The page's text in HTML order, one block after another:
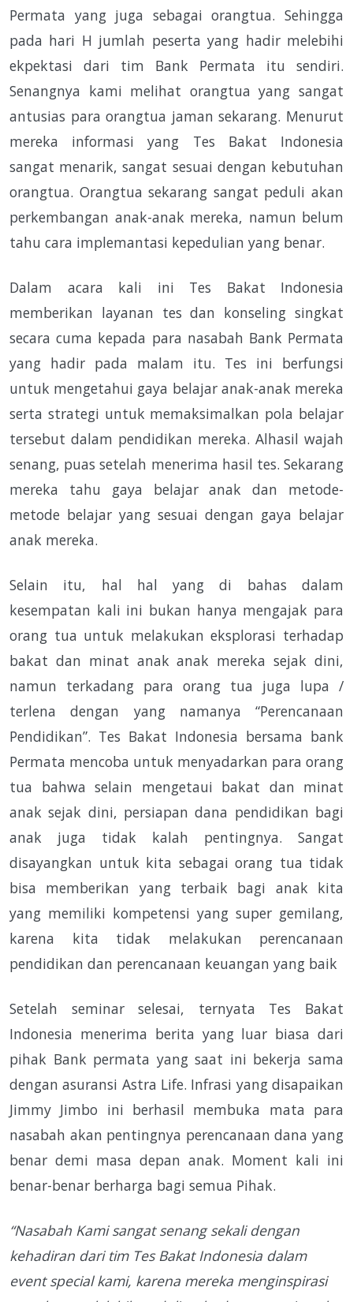
Permata yang juga sebagai orangtua. Sehingga
pada hari H jumlah peserta yang hadir melebihi
ekpektasi dari tim Bank Permata itu sendiri.
Senangnya kami melihat orangtua yang sangat
antusias para orangtua jaman sekarang. Menurut
mereka informasi yang Tes Bakat Indonesia
sangat menarik, sangat sesuai dengan kebutuhan
orangtua. Orangtua sekarang sangat peduli akan
perkembangan anak-anak mereka, namun belum
tahu cara implemantasi kepedulian yang benar.
Dalam acara kali ini Tes Bakat Indonesia
memberikan layanan tes dan konseling singkat
secara cuma kepada para nasabah Bank Permata
yang hadir pada malam itu. Tes ini berfungsi
untuk mengetahui gaya belajar anak-anak mereka
serta strategi untuk memaksimalkan pola belajar
tersebut dalam pendidikan mereka. Alhasil wajah
senang, puas setelah menerima hasil tes. Sekarang
mereka tahu gaya belajar anak dan metode-
metode belajar yang sesuai dengan gaya belajar
anak mereka.
Selain itu, hal hal yang di bahas dalam
kesempatan kali ini bukan hanya mengajak para
orang tua untuk melakukan eksplorasi terhadap
bakat dan minat anak anak mereka sejak dini,
namun terkadang para orang tua juga lupa /
terlena dengan yang namanya “Perencanaan
Pendidikan”. Tes Bakat Indonesia bersama bank
Permata mencoba untuk menyadarkan para orang
tua bahwa selain mengetaui bakat dan minat
anak sejak dini, persiapan dana pendidikan bagi
anak juga tidak kalah pentingnya. Sangat
disayangkan untuk kita sebagai orang tua tidak
bisa memberikan yang terbaik bagi anak kita
yang memiliki kompetensi yang super gemilang,
karena kita tidak melakukan perencanaan
pendidikan dan perencanaan keuangan yang baik
Setelah seminar selesai, ternyata Tes Bakat
Indonesia menerima berita yang luar biasa dari
pihak Bank permata yang saat ini bekerja sama
dengan asuransi Astra Life. Infrasi yang disapaikan
Jimmy Jimbo ini berhasil membuka mata para
nasabah akan pentingnya perencanaan dana yang
benar demi masa depan anak. Moment kali ini
benar-benar berharga bagi semua Pihak.
“Nasabah Kami sangat senang sekali dengan
kehadiran dari tim Tes Bakat Indonesia dalam
event special kami, karena mereka menginspirasi